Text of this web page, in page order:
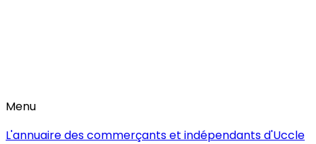
Menu
L'annuaire des commerçants et indépendants d'Uccle